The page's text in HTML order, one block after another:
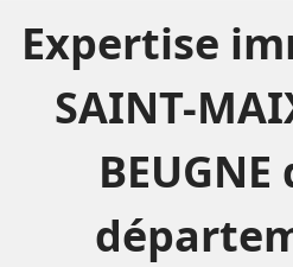
Expertise
SAINT-